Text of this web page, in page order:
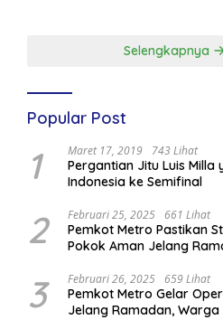
Selengkapnya
Popular Post
1 Maret 17, 2019 743 Lihat
Pergantian Jitu Luis Milla
Indonesia ke Semifinal
2 Februari 25, 2025 661 Lihat
Pemkot Metro Pastikan
Pokok Aman Jelang
3 Februari 26, 2025 659 Lihat
Pemkot Metro Gelar
Jelang Ramadan, Warga